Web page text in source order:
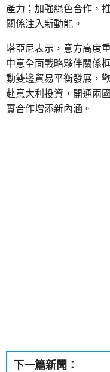
產力；加強綠色合作，
關係注入新動能。
塔亞尼表示，意方高度
中意全面戰略夥伴關係
動雙邊貿易平衡發展，
赴意大利投資，開通兩
實合作增添新內涵。
下一篇新聞：